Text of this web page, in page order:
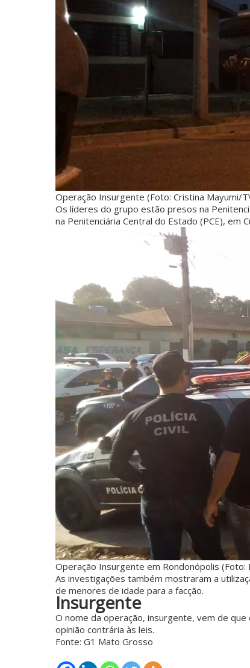
Operação Insurgente (Foto: Cristina Mayumi/
Os líderes do grupo estão presos na
na Penitenciária Central do Estado (PCE), em
Operação Insurgente em Rondonópolis (Foto:
As investigações também mostraram a
de menores de idade para a facção.
Insurgente
O nome da operação, insurgente, vem de
opinião contrária às leis.
Fonte: G1 Mato Grosso